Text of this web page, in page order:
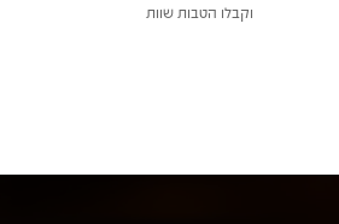
וקבלו הטבות שוות